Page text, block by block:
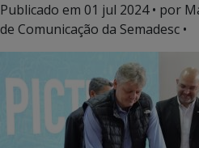
Publicado em 01 jul 2024• por
de Comunicação da Semadesc •